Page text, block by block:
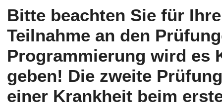
Bitte beachten Sie für
Teilnahme an den
Programmierung wird es
geben! Die zweite
einer Krankheit beim